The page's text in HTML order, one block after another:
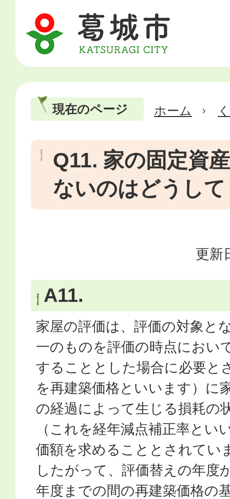
現在のページ ホーム
Q11. 家の固定資
ないのはどうして
更新
A11.
家屋の評価は、評価の対象と
一のものを評価の時点におい
することとした場合に必要と
を再建築価格といいます）に
の経過によって生じる損耗の
（これを経年減点補正率とい
価額を求めることとされてい
したがって、評価替えの年度
年度までの間の再建築価格の